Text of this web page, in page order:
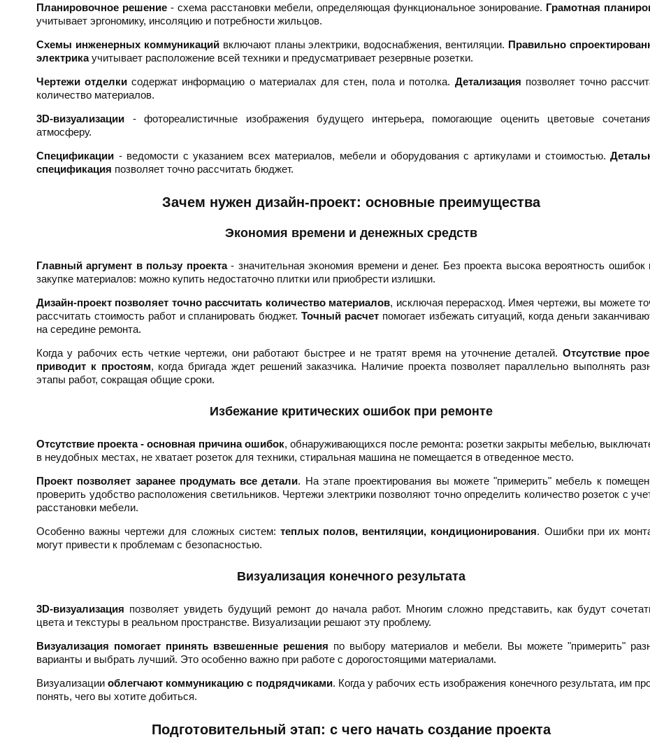
Планировочное решение - схема расстановки мебели, определяющая функциональное зонирование. Грамотная
учитывает эргономику, инсоляцию и потребности жильцов.
Схемы инженерных коммуникацийвключают планы электрики, водоснабжения, вентиляции. Правильно
электрикаучитывает расположение всей техники и предусматривает резервные розетки.
Чертежи отделки содержат информацию о материалах для стен, пола и потолка. Детализация позволяет точно
количество материалов.
3D-визуализации - фотореалистичные изображения будущего интерьера, помогающие оценить цветовые
атмосферу.
Спецификации - ведомости с указанием всех материалов, мебели и оборудования с артикулами и стоимостью.
спецификация позволяет точно рассчитать бюджет.
Зачем нужен дизайн-проект: основные преимущества
Экономия времени и денежных средств
Главный аргумент в пользу проекта- значительная экономия времени и денег. Без проекта высока вероятность ошибок
закупке материалов: можно купить недостаточно плитки или приобрести излишки.
Дизайн-проект позволяет точно рассчитать количество материалов, исключая перерасход. Имея чертежи, вы можете
рассчитать стоимость работ и спланировать бюджет.Точный расчетпомогает избежать ситуаций, когда деньги
на середине ремонта.
Когда у рабочих есть четкие чертежи, они работают быстрее и не тратят время на уточнение деталей. Отсутствие
приводит к простоям, когда бригада ждет решений заказчика. Наличие проекта позволяет параллельно выполнять
этапы работ, сокращая общие сроки.
Избежание критических ошибок при ремонте
Отсутствие проекта - основная причина ошибок, обнаруживающихся после ремонта: розетки закрыты мебелью,
в неудобных местах, не хватает розеток для техники, стиральная машина не помещается в отведенное место.
Проект позволяет заранее продумать все детали. На этапе проектирования вы можете "примерить" мебель к
проверить удобство расположения светильников. Чертежи электрики позволяют точно определить количество розеток с
расстановки мебели.
Особенно важны чертежи для сложных систем: теплых полов, вентиляции, кондиционирования. Ошибки при их
могут привести к проблемам с безопасностью.
Визуализация конечного результата
3D-визуализация позволяет увидеть будущий ремонт до начала работ. Многим сложно представить, как будут
цвета и текстуры в реальном пространстве. Визуализации решают эту проблему.
Визуализация помогает принять взвешенные решения по выбору материалов и мебели. Вы можете "примерить"
варианты и выбрать лучший. Это особенно важно при работе с дорогостоящими материалами.
Визуализацииоблегчают коммуникацию с подрядчиками. Когда у рабочих есть изображения конечного результата, им
понять, чего вы хотите добиться.
Подготовительный этап: с чего начать создание проекта